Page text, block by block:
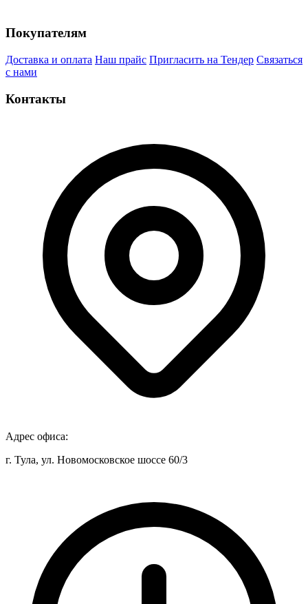
Покупателям
Доставка и оплата Наш прайс Пригласить на Тендер Связаться
с нами
Контакты
Адрес офиса:
г. Тула, ул. Новомосковское шоссе 60/3